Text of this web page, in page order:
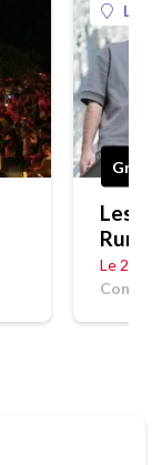
La
Les
Le 20/
Concert